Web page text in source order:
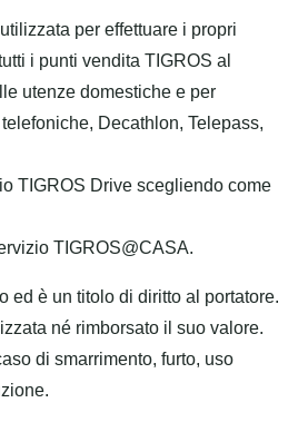
per effettuare i propri
i punti vendita TIGROS al
utenze domestiche e per
Decathlon, Telepass,
TIGROS Drive scegliendo come
TIGROS@CASA.
ed è un titolo di diritto al portatore.
né rimborsato il suo valore.
di smarrimento, furto, uso